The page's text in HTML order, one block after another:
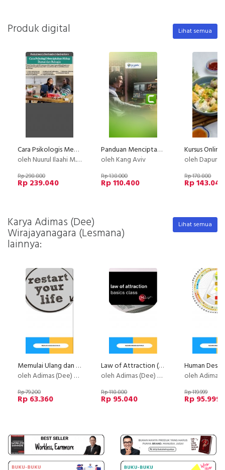
Produk digital Lihat semua
Cara Psikologis Menciptakan Hidup Damai dan Bahagia
oleh Nuurul Ilaahi M.Psi, Psikolog
Rp 298.800
Rp 239.040
Panduan Menciptakan Video Kursus Online Professional
oleh Kang Aviv
Rp 138.000
Rp 110.400
oleh Dapur
Rp 178.800
Rp 143.040
Karya Adimas (Dee)
Wirajayanagara (Lesmana)
lainnya:
Lihat semua
Memulai Ulang dan Merancang Kembali Hidup Anda.
oleh Adimas (Dee) Wirajayanagara (Lesmana)
Rp 79.200
Rp 63.360
Law of Attraction (LOA) - Basic
oleh Adimas (Dee) Wirajayanagara (Lesmana)
Rp 118.800
Rp 95.040
oleh Adimas (Dee)
Rp 119.999
Rp 95.999